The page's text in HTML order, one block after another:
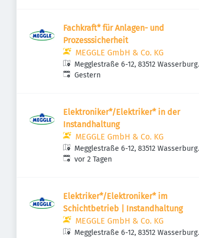
Fachkraft* für Anlagen- und
Prozesssicherheit
MEGGLE GmbH & Co. KG
Megglestraße 6-12, 83512 Wasserburg
am Inn, Deutschland
Veröffentlicht
Gestern
Elektroniker*/Elektriker* in der
Instandhaltung
MEGGLE GmbH & Co. KG
Megglestraße 6-12, 83512 Wasserburg
am Inn, Deutschland
Veröffentlicht:
vor 2 Tagen
Elektriker*/Elektroniker* im
Schichtbetrieb | Instandhaltung
MEGGLE GmbH & Co. KG
Megglestraße 6-12, 83512 Wasserburg